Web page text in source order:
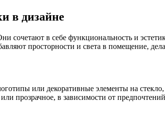
в дизайне
сочетают в себе функциональность и
просторности и света в помещение,
или декоративные элементы на
прозрачное, в зависимости от